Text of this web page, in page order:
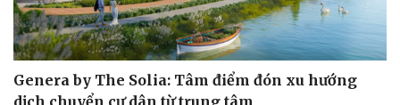
Genera by The Solia: Tâm điểm đón xu hướng